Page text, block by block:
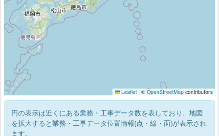
Leaflet | © OpenStreetMap contributors
円の表示は近くにある業務・工事データ数を表しており、地図
を拡大すると業務・工事データ位置情報(点・線・面)が表示され
ます。